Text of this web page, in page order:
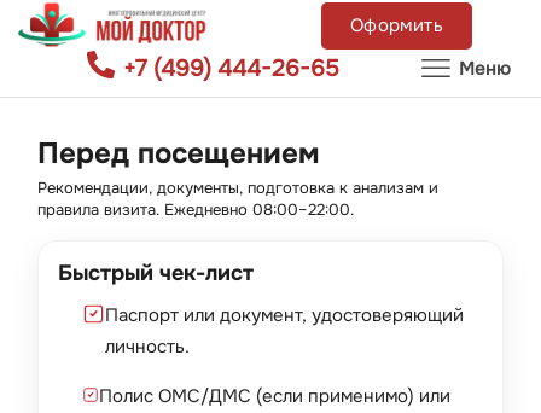
Оформить
+7 (499) 444-26-65 Меню
Перед посещением
Рекомендации, документы, подготовка к анализам и
правила визита. Ежедневно 08:00–22:00.
Быстрый чек-лист
Паспорт или документ, удостоверяющий
личность.
Полис ОМС/ДМС (если применимо) или